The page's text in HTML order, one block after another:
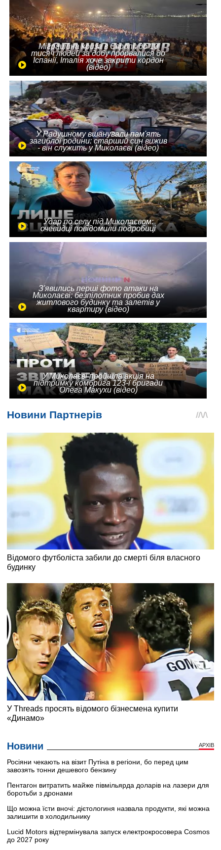
Міграційна криза в Європі: до 10
тисяч людей за добу прорвалися до
Іспанії, Італія хоче закрити кордон
(відео)
У Радушному вшанували пам'ять
загиблої родини: старший син вижив
- він служить у Миколаєві (відео)
Удар по селу під Миколаєвом:
очевидці повідомили подробиці
З'явились перші фото атаки на
Миколаєві: безпілотник пробив дах
житлового будинку та залетів у
квартиру (відео)
У Миколаєві пройшла акція на
підтримку комбрига 123-ї бригади
Олега Макухи (відео)
Новини АРХІВ
Росіяни чекають на візит Путіна в регіони, бо перед цим
завозять тонни дешевого бензину
Пентагон витратить майже півмільярда доларів на лазери для
боротьби з дронами
Що можна їсти вночі: дієтологиня назвала продукти, які можна
залишити в холодильнику
Lucid Motors відтермінувала запуск електрокросовера Cosmos
до 2027 року